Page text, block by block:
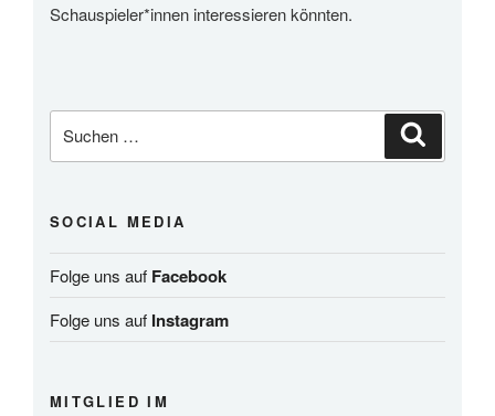
Schauspieler*innen interessieren könnten.
nach:
SOCIAL MEDIA
Folge uns auf Facebook
Folge uns auf Instagram
MITGLIED IM